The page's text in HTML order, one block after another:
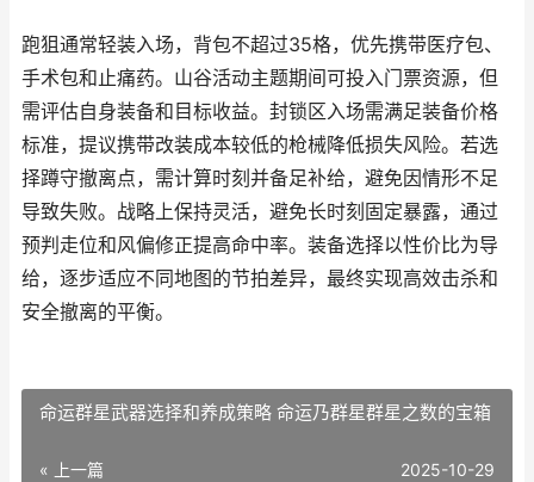
跑狙通常轻装入场，背包不超过35格，优先携带医疗包、
手术包和止痛药。山谷活动主题期间可投入门票资源，但
需评估自身装备和目标收益。封锁区入场需满足装备价格
标准，提议携带改装成本较低的枪械降低损失风险。若选
择蹲守撤离点，需计算时刻并备足补给，避免因情形不足
导致失败。战略上保持灵活，避免长时刻固定暴露，通过
预判走位和风偏修正提高命中率。装备选择以性价比为导
给，逐步适应不同地图的节拍差异，最终实现高效击杀和
安全撤离的平衡。
命运群星武器选择和养成策略 命运乃群星群星之数的宝箱
« 上一篇 2025-10-29